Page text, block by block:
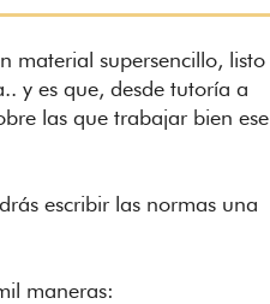
material supersencillo, listo
y es que, desde tutoría a
las que trabajar bien ese
escribir las normas una
maneras: